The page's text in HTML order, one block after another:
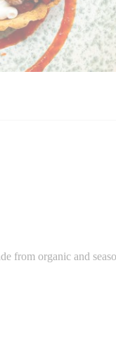
from organic and